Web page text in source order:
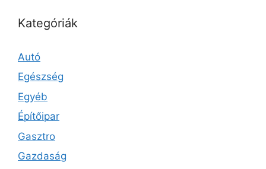
Kategóriák
Autó
Egészség
Egyéb
Építőipar
Gasztro
Gazdaság